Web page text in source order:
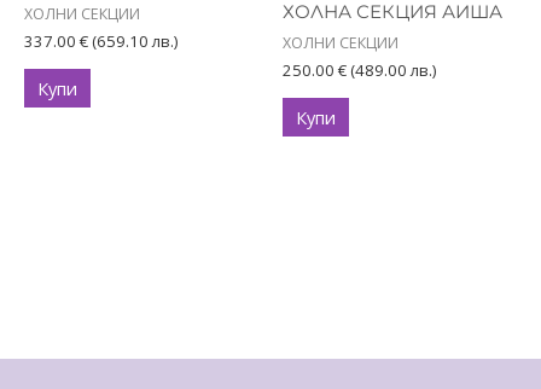
ХОЛНИ СЕКЦИИ
337.00 €(659.10 лв.)
Купи
ХОЛНА СЕКЦИЯ АИША
ХОЛНИ СЕКЦИИ
250.00 €(489.00 лв.)
Купи